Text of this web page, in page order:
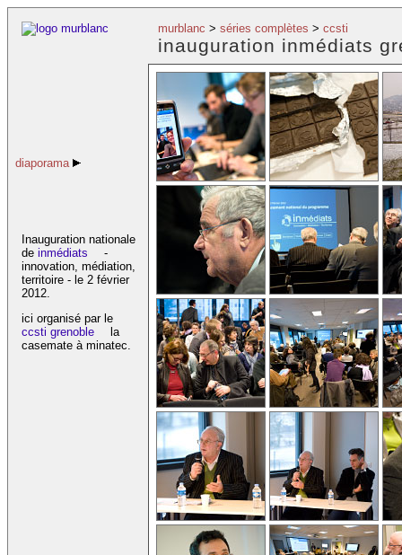
diaporama
Inauguration nationale
de inmédiats
-
innovation, médiation,
territoire - le 2 février
2012.
ici organisé par le
ccsti grenoble
la
casemate à minatec.
murblanc > séries complètes > ccsti
inauguration inmédiats